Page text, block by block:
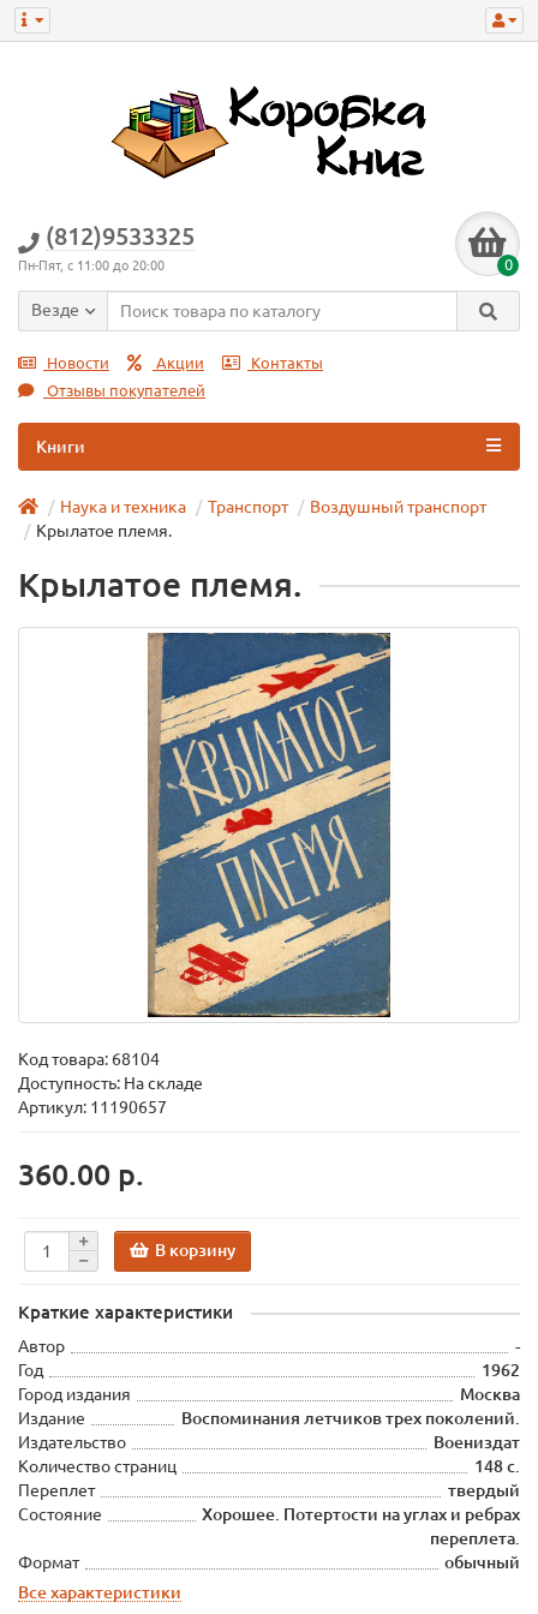
(812)9533325
Пн-Пят, с 11:00 до 20:00 0
Везде
Новости Акции
Контакты
Отзывы покупателей
Книги
Наука и техника Транспорт
Воздушный транспорт
Крылатое племя.
Крылатое племя.
Код товара: 68104
Доступность: На складе
Артикул: 11190657
360.00 р.
В корзину
Краткие характеристики
Автор
-
Год
1962
Город издания
Москва
Издание
Воспоминания летчиков трех поколений.
Издательство
Воениздат
Количество страниц
148 с.
Переплет
твердый
Состояние
Хорошее. Потертости на углах и ребрах
переплета.
Формат
обычный
Все характеристики